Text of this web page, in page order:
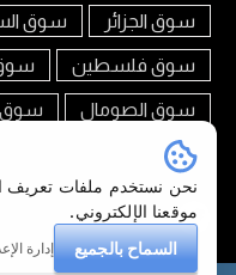
سوق الجزائر سوق
سوق فلسطين
سوق الصومال سوق
تابعنا على
نحن نستخدم ملفات تعريف
موقعنا الإلكتروني.
السماح بالجميع
إدارة